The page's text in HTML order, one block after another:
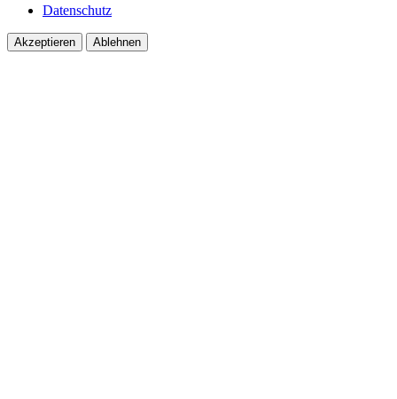
Datenschutz
Akzeptieren Ablehnen